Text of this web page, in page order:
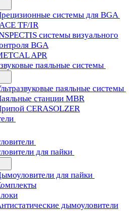
системы для BGA
TF/IR
системы визуального
BGA
APR
паяльные системы
паяльные системы
станции MBR
CERASOLZER
для пайки
для пайки
дымоуловители